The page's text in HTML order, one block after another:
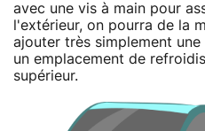
avec une vis à main pour
l'extérieur, on pourra de la
ajouter très simplement
un emplacement de
supérieur.